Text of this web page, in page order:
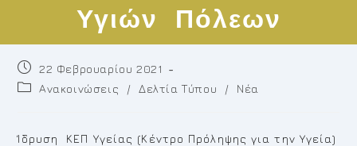
Υγιών Πόλεων
Post
published:
22 Φεβρουαρίου 2021
PostΑνακοινώσεις / Δελτία Τύπου / Νέα
Ίδρυση ΚΕΠ Υγείας (Κέντρο Πρόληψης για την Υγεία)